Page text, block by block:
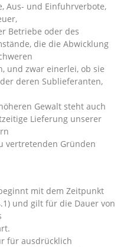
Aus- und Einfuhrverbote,
Betriebe oder des
die die Abwicklung
und zwar einerlei, ob sie
deren Sublieferanten,
Gewalt steht auch
Lieferung unserer
vertretenden Gründen
mit dem Zeitpunkt
und gilt für die Dauer von
für ausdrücklich